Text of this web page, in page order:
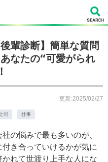
輩診断】簡単な質問
なたの“可愛がられ
更新:2025/02/27
司 仕事
の悩みで最も多いのが、
き合っていけるかが気に
れて世渡り上手な人にな